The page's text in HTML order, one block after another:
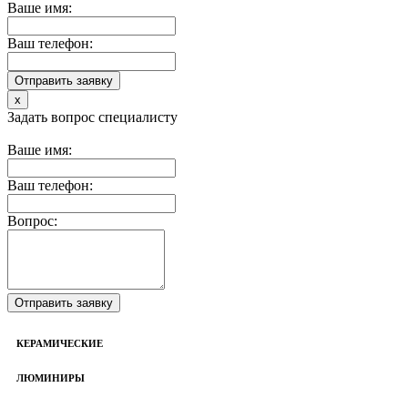
Ваше имя:
Ваш телефон:
x
Задать вопрос специалисту
Ваше имя:
Ваш телефон:
Вопрос:
КЕРАМИЧЕСКИЕ
ЛЮМИНИРЫ